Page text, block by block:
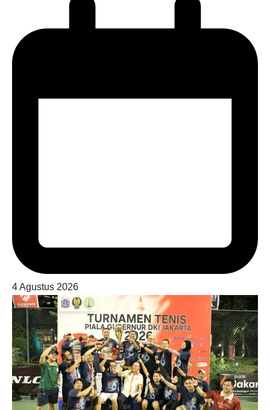
4 Agustus 2026